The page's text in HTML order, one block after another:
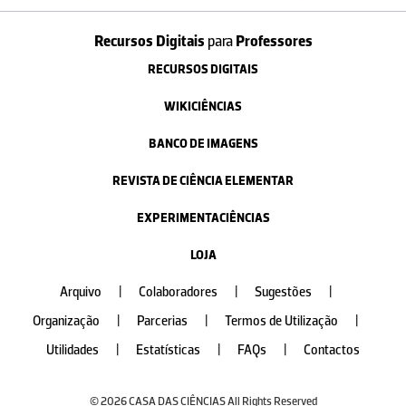
Recursos Digitais paraProfessores
RECURSOS DIGITAIS
WIKICIÊNCIAS
BANCO DE IMAGENS
REVISTA DE CIÊNCIA ELEMENTAR
EXPERIMENTACIÊNCIAS
LOJA
Arquivo Colaboradores Sugestões
Organização
Parcerias Termos de Utilização
Utilidades
Estatísticas FAQs Contactos
© 2026 CASA DAS CIÊNCIAS All Rights Reserved